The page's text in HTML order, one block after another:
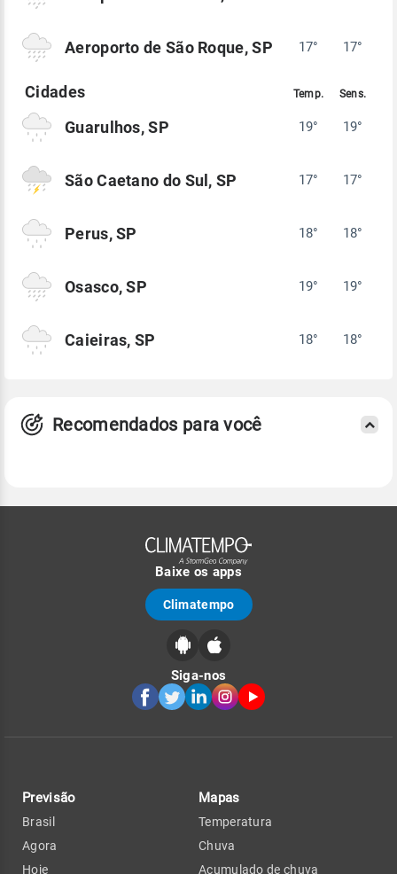
Aeroporto de São Roque, SP 17° 17°
Guarulhos, SP 19° 19°
São Caetano do Sul, SP 17° 17°
Perus, SP 18° 18°
Osasco, SP 19° 19°
Caieiras, SP 18° 18°
Recomendados para você
Baixe os apps
Climatempo
Siga-nos
Previsão
Brasil
Agora
Hoje
Mapas
Temperatura
Chuva
Acumulado de chuva